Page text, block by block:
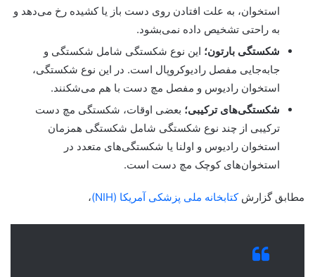
استخوان، به علت افتادن روی دست باز یا کشیده رخ می‌دهد و
به راحتی تشخیص داده نمی‌بشود.
شکستگی بارتون؛ این نوع شکستگی شامل شکستگی و
جابه‌جایی مفصل رادیوکروپال است. در این نوع شکستگی،
استخوان رادیوس و مفصل مچ دست با هم می‌شکنند.
شکستگی‌های ترکیبی؛ بعضی اوقات، شکستگی مچ دست
ترکیبی از چند نوع شکستگی شامل شکستگی همزمان
استخوان رادیوس و اولنا یا شکستگی‌های متعدد در
استخوان‌های کوچک مچ دست است.
مطابق گزارشکتابخانه ملی پزشکی آمریکا (NIH) ،